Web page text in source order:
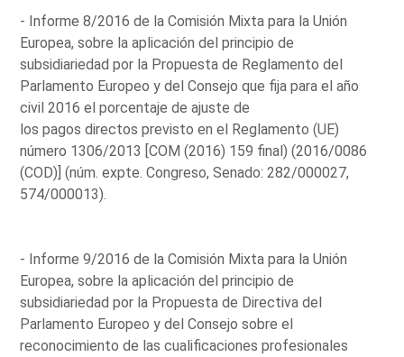
- Informe 8/2016 de la Comisión Mixta para la Unión
Europea, sobre la aplicación del principio de
subsidiariedad por la Propuesta de Reglamento del
Parlamento Europeo y del Consejo que fija para el año
civil 2016 el porcentaje de ajuste de
los pagos directos previsto en el Reglamento (UE)
número 1306/2013 [COM (2016) 159 final) (2016/0086
(COD)] (núm. expte. Congreso, Senado: 282/000027,
574/000013).
- Informe 9/2016 de la Comisión Mixta para la Unión
Europea, sobre la aplicación del principio de
subsidiariedad por la Propuesta de Directiva del
Parlamento Europeo y del Consejo sobre el
reconocimiento de las cualificaciones profesionales